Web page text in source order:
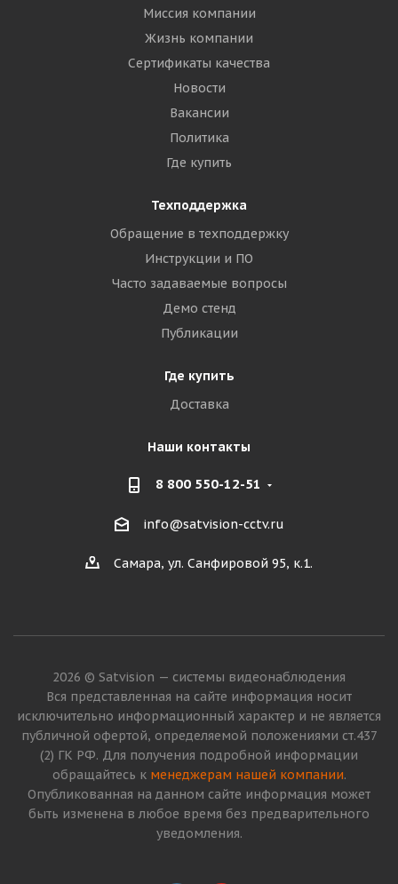
Миссия компании
Жизнь компании
Сертификаты качества
Новости
Вакансии
Политика
Где купить
Техподдержка
Обращение в техподдержку
Инструкции и ПО
Часто задаваемые вопросы
Демо стенд
Публикации
Где купить
Доставка
Наши контакты
8 800 550-12-51
info@satvision-cctv.ru
Самара, ул. Санфировой 95, к.1.
2026 © Satvision — системы видеонаблюдения
Вся представленная на сайте информация носит
исключительно информационный характер и не является
публичной офертой, определяемой положениями ст.437
(2) ГК РФ. Для получения подробной информации
обращайтесь к менеджерам нашей компании.
Опубликованная на данном сайте информация может
быть изменена в любое время без предварительного
уведомления.